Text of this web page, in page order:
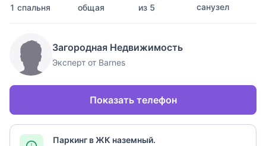
1 спальня
общая
из 5
санузел
Загородная Недвижимость
Эксперт от Barnes
Показать телефон
Паркинг в ЖК наземный.